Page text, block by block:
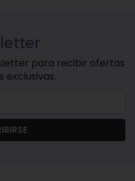
para recibir ofertas
exclusivas.